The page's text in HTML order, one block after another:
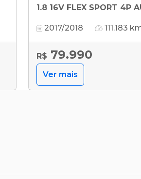
1.8 16V FLEX SPORT 4P
2017/2018 111.183
R$ 79.990
Ver mais